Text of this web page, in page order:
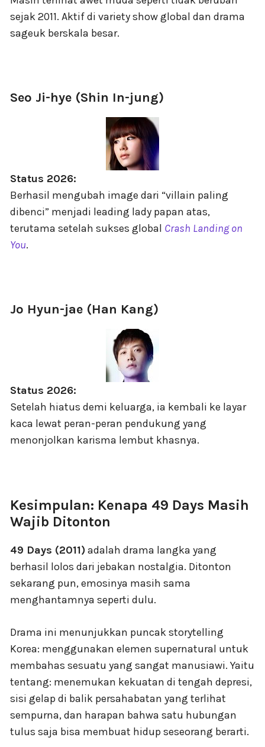
sejak 2011. Aktif di variety show global dan drama
sageuk berskala besar.
Seo Ji-hye (Shin In-jung)
Status 2026:
Berhasil mengubah image dari “villain paling
dibenci” menjadi leading lady papan atas,
terutama setelah sukses global Crash Landing on
You.
Jo Hyun-jae (Han Kang)
Status 2026:
Setelah hiatus demi keluarga, ia kembali ke layar
kaca lewat peran-peran pendukung yang
menonjolkan karisma lembut khasnya.
Kesimpulan: Kenapa 49 Days Masih
Wajib Ditonton
49 Days (2011)adalah drama langka yang
berhasil lolos dari jebakan nostalgia. Ditonton
sekarang pun, emosinya masih sama
menghantamnya seperti dulu.
Drama ini menunjukkan puncak storytelling
Korea: menggunakan elemen supernatural untuk
membahas sesuatu yang sangat manusiawi. Yaitu
tentang: menemukan kekuatan di tengah depresi,
sisi gelap di balik persahabatan yang terlihat
sempurna, dan harapan bahwa satu hubungan
tulus saja bisa membuat hidup seseorang berarti.